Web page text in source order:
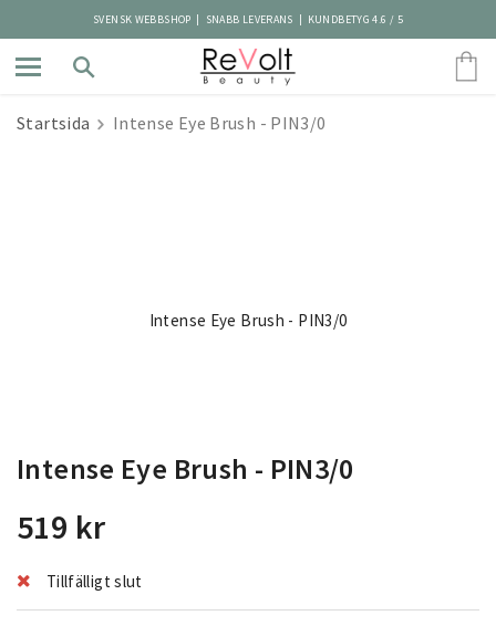
SVENSK WEBBSHOP | SNABB LEVERANS | KUNDBETYG 4.6 / 5
Startsida Intense Eye Brush - PIN3/0
Intense Eye Brush - PIN3/0
Intense Eye Brush - PIN3/0
519 kr
Tillfälligt slut